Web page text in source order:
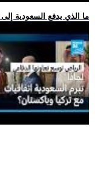
.. ما الذي يدفع السعودية